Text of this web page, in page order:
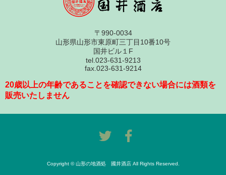
〒990-0034
山形県山形市東原町三丁目10番10号
国井ビル１F
tel.023-631-9213
fax.023-631-9214
20歳以上の年齢であることを確認できない場合には酒類を
販売いたしません
Copyright © 山形の地酒処 國井酒店 All Rights Reserved.